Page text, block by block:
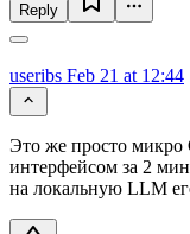
Reply
useribs Feb 21 at 12:44
Это же просто микро
интерфейсом за 2
на локальную LLM